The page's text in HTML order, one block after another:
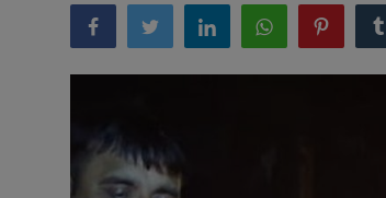
टेक्नॉलॉजी